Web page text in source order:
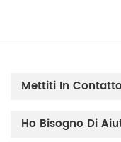
Mettiti In Contatto
Ho Bisogno Di